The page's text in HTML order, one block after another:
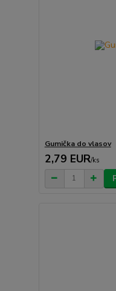
Gumička do vlasov
2,79 EUR/ks